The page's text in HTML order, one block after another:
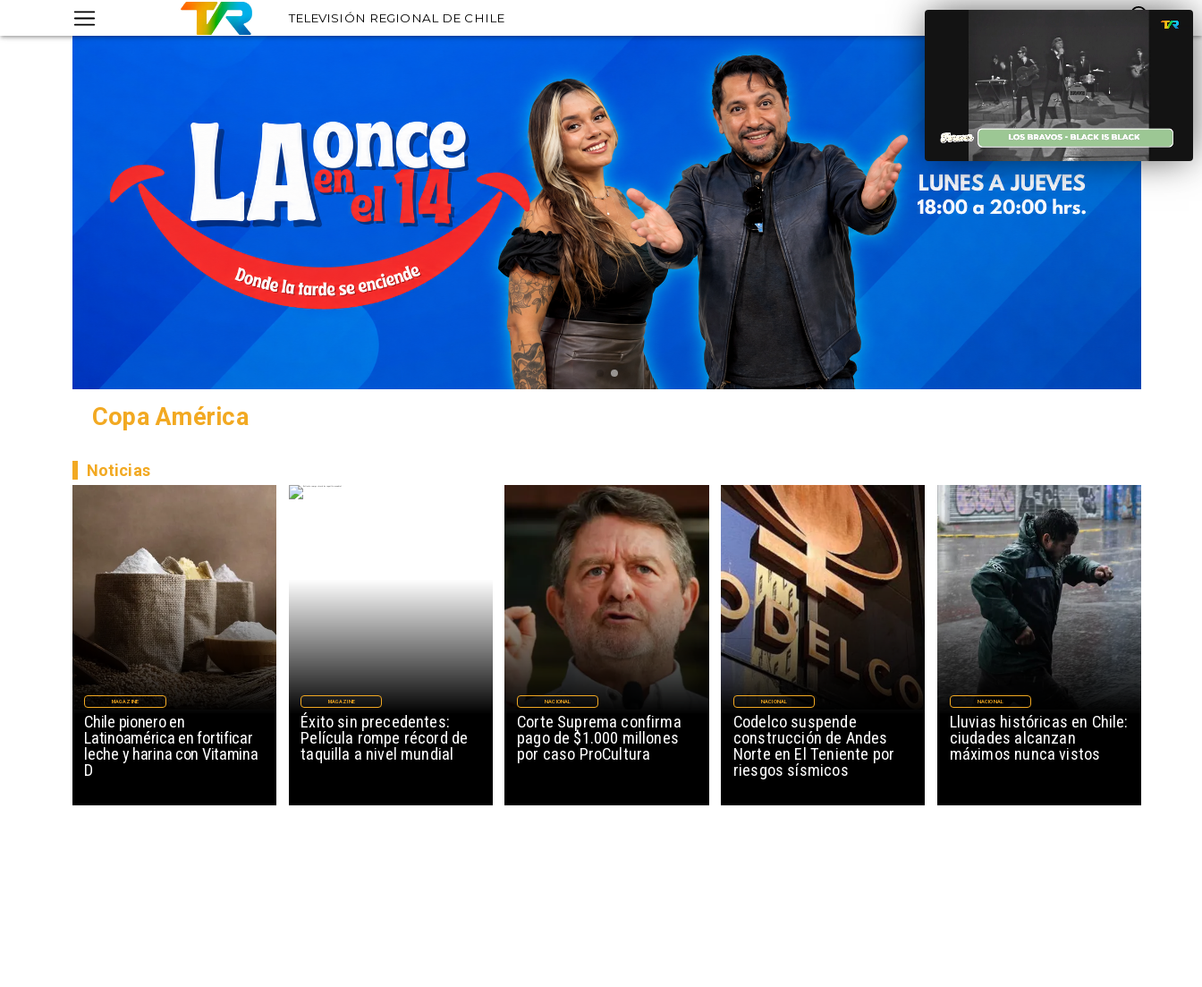
TELEVISIÓN REGIONAL DE CHILE
Copa América
Chile pionero en
Latinoamérica en fortificar
leche y harina con Vitamina
D
MAGAZINE
Noticias
Éxito sin precedentes:
Película rompe récord de
taquilla a nivel mundial
MAGAZINE
Corte Suprema confirma
pago de $1.000 millones
por caso ProCultura
NACIONAL
Codelco suspende
construcción de Andes
Norte en El Teniente por
riesgos sísmicos
NACIONAL
Lluvias históricas en Chile:
ciudades alcanzan
máximos nunca vistos
NACIONAL